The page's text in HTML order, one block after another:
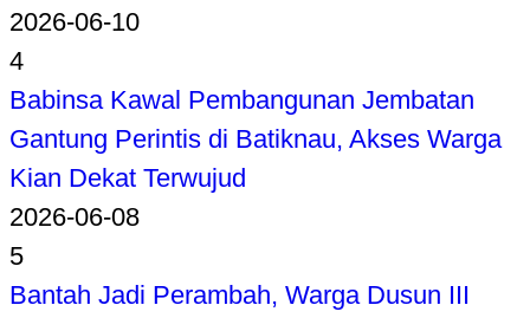
2026-06-10
4
Babinsa Kawal Pembangunan Jembatan
Gantung Perintis di Batiknau, Akses Warga
Kian Dekat Terwujud
2026-06-08
5
Bantah Jadi Perambah, Warga Dusun III